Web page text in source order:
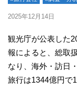
2025年12月14日
観光庁が公表した
報によると、総取
なり、海外・訪日
旅行は1344億円で